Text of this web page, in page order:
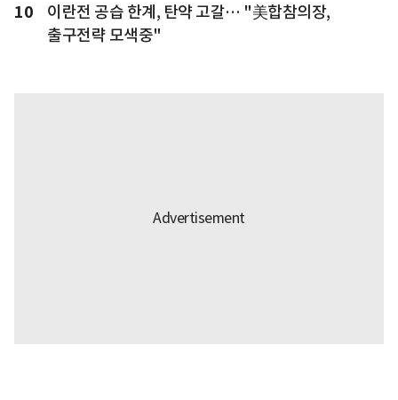
10
이란전 공습 한계, 탄약 고갈… "美합참의장,
출구전략 모색중"